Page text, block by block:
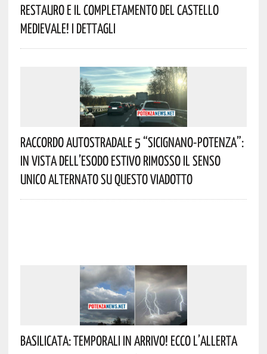
Restauro E Il Completamento Del Castello
Medievale! I Dettagli
Raccordo Autostradale 5 “Sicignano-Potenza”:
In Vista Dell’esodo Estivo Rimosso Il Senso
Unico Alternato Su Questo Viadotto
Basilicata: Temporali In Arrivo! Ecco L’allerta